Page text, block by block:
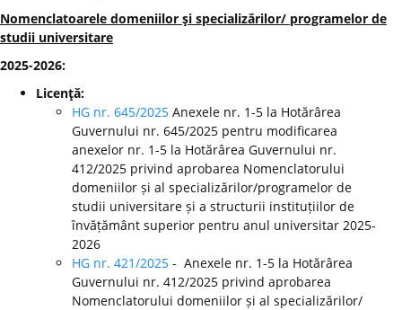
Nomenclatoarele domeniilor şi specializărilor/ programelor de
studii universitare
2025-2026:
Licenţă:
HG nr. 645/2025 Anexele nr. 1-5 la Hotărârea
Guvernului nr. 645/2025 pentru modificarea
anexelor nr. 1-5 la Hotărârea Guvernului nr.
412/2025 privind aprobarea Nomenclatorului
domeniilor și al specializărilor/programelor de
studii universitare și a structurii instituțiilor de
învățământ superior pentru anul universitar 2025-
2026
HG nr. 421/2025 - Anexele nr. 1-5 la Hotărârea
Guvernului nr. 412/2025 privind aprobarea
Nomenclatorului domeniilor și al specializărilor/